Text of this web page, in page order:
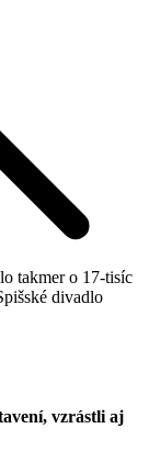
takmer o 17-tisíc
divadlo
vzrástli aj